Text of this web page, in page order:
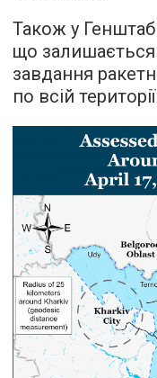
Також у
що
завдання
по всій